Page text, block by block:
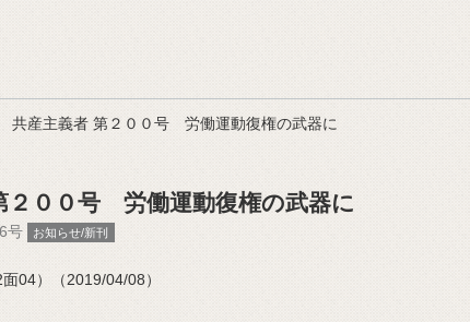
産主義者 第２００号 労働運動復権の武器に
００号 労働運動復権の武器に
号 お知らせ/新刊
04）（2019/04/08）